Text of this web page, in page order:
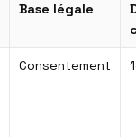
Base légale
Consentement